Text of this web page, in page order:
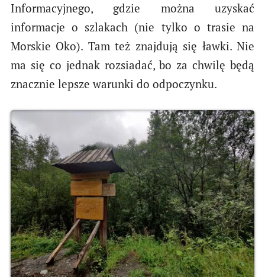
Informacyjnego, gdzie można uzyskać
informacje o szlakach (nie tylko o trasie na
Morskie Oko). Tam też znajdują się ławki. Nie
ma się co jednak rozsiadać, bo za chwilę będą
znacznie lepsze warunki do odpoczynku.